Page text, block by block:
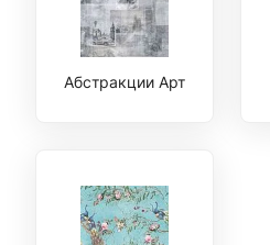
Абстракции Арт